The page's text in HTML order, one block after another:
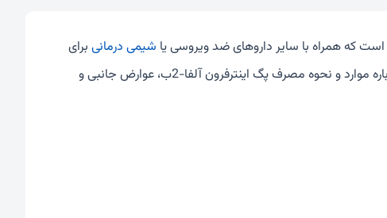
است که همراه با سایر داروهای ضد ویروسی یا شیمی درمانی برای
تجویز می شود. در ادامه اطلاعاتی درباره موارد و نحوه مصرف پگ اینترفرون آلفا-2ب، عوارض جانبی و